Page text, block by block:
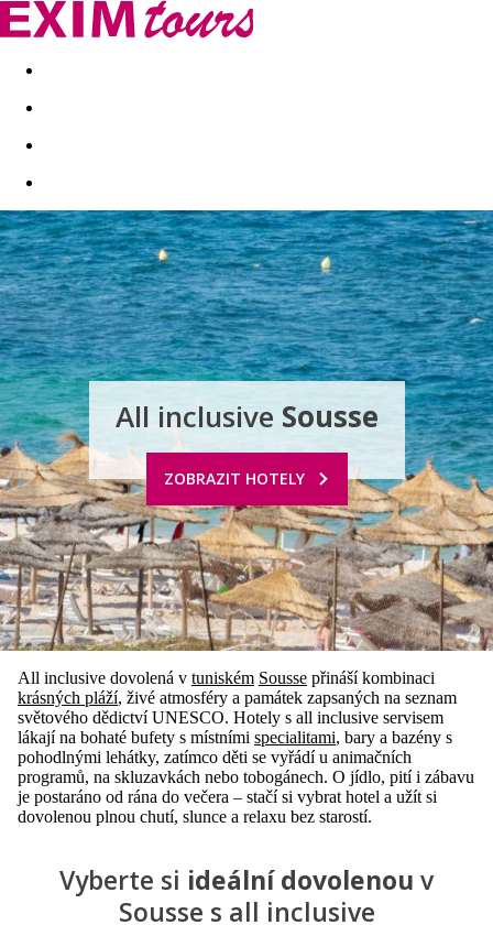
Akční nabídky Last minute
All inclusive Sousse
ZOBRAZIT HOTELY
All inclusive dovolená v tuniském Sousse přináší kombinaci
krásných pláží, živé atmosféry a památek zapsaných na seznam
světového dědictví UNESCO. Hotely s all inclusive servisem
lákají na bohaté bufety s místními specialitami, bary a bazény s
pohodlnými lehátky, zatímco děti se vyřádí u animačních
programů, na skluzavkách nebo tobogánech. O jídlo, pití i zábavu
je postaráno od rána do večera – stačí si vybrat hotel a užít si
dovolenou plnou chutí, slunce a relaxu bez starostí.
Vyberte si ideální dovolenou v
Sousse s all inclusive